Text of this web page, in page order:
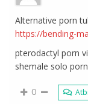
Alternative porn
https://bending-
pterodactyl porn
shemale solo
0